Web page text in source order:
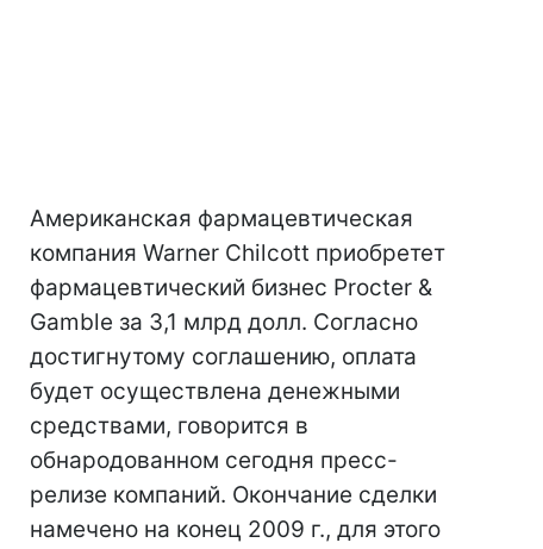
Американская фармацевтическая
компания Warner Chilcott приобретет
фармацевтический бизнес Procter &
Gamble за 3,1 млрд долл. Согласно
достигнутому соглашению, оплата
будет осуществлена денежными
средствами, говорится в
обнародованном сегодня пресс-
релизе компаний. Окончание сделки
намечено на конец 2009 г., для этого